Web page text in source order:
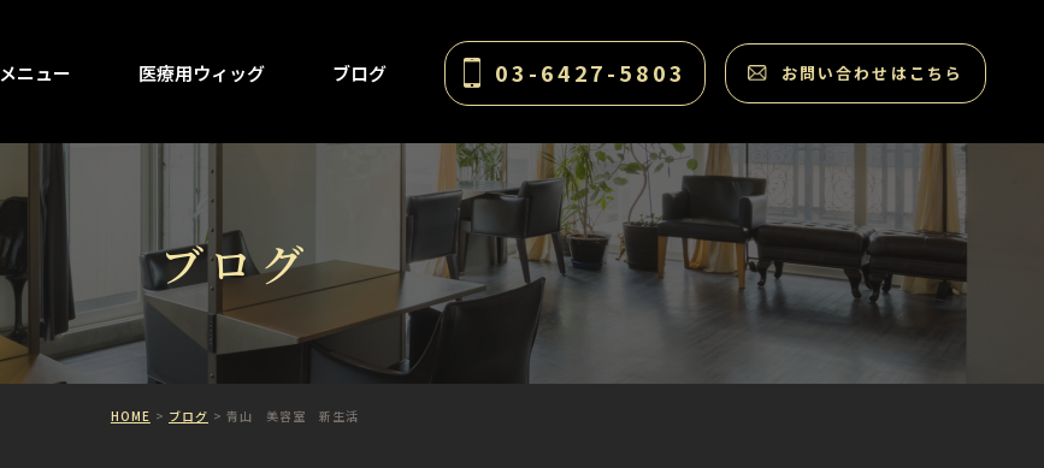
メニュー 医療用ウィッグ ブログ 03-6427-5803 お問い合わせはこちら
ブログ
HOME ブログ 青山 美容室 新生活